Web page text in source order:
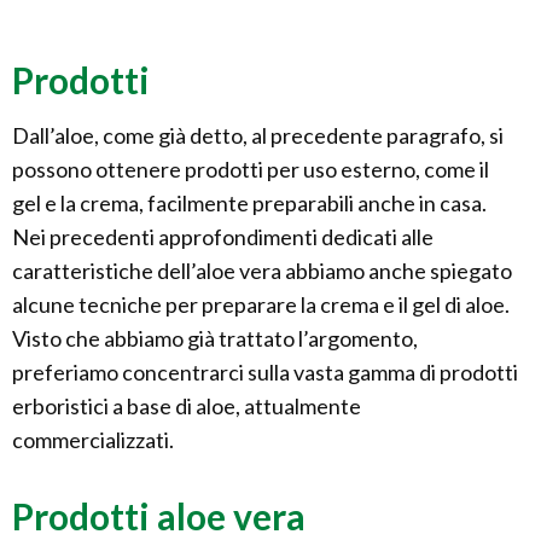
Prodotti
Dall’aloe, come già detto, al precedente paragrafo, si
possono ottenere prodotti per uso esterno, come il
gel e la crema, facilmente preparabili anche in casa.
Nei precedenti approfondimenti dedicati alle
caratteristiche dell’aloe vera abbiamo anche spiegato
alcune tecniche per preparare la crema e il gel di aloe.
Visto che abbiamo già trattato l’argomento,
preferiamo concentrarci sulla vasta gamma di prodotti
erboristici a base di aloe, attualmente
commercializzati.
Prodotti aloe vera